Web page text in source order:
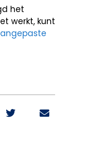
het
werkt, kunt